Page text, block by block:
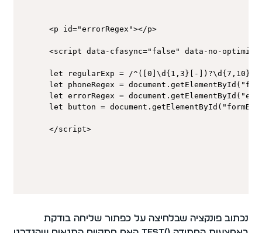
<p id="errorRegex"></p>
<script data-cfasync="false" data-no-
let regularExp = /^([0]\d{1,3}[-])?\d{7,10}$/
let phoneRegex =
let errorRegex =
let button =
</script>
נכתוב פונקציה שבלחיצה על כפתור שליחה בודקת